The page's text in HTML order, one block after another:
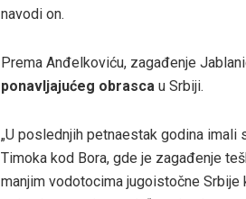
navodi on.
Prema Anđelkoviću, zagađenje
ponavljajućeg obrasca u Srbiji.
„U poslednjih petnaestak godina
Timoka kod Bora, gde je zagađenje
manjim vodotocima jugoistočne